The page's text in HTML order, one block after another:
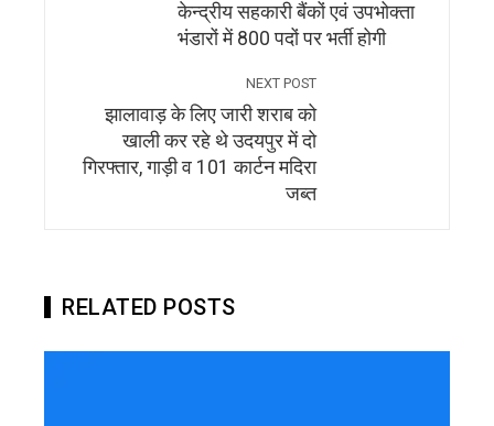
केन्द्रीय सहकारी बैंकों एवं उपभोक्ता
भंडारों में 800 पदों पर भर्ती होगी
NEXT POST
झालावाड़ के लिए जारी शराब को
खाली कर रहे थे उदयपुर में दो
गिरफ्तार, गाड़ी व 101 कार्टन मदिरा
जब्त
RELATED POSTS